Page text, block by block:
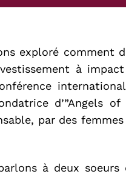
exploré comment
à
d’”Angels of
par des
à deux soeurs